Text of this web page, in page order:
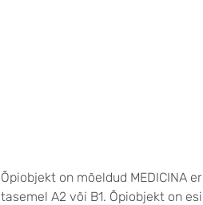
Õpiobjekt on mõeldud MEDICINA
tasemel A2 või B1. Õpiobjekt on